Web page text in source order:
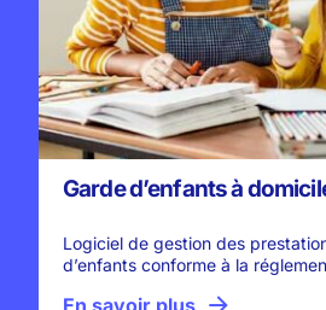
Garde d’enfants à
Logiciel de gestion des
d’enfants conforme à la